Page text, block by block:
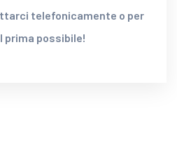
telefonicamente o per
prima possibile!